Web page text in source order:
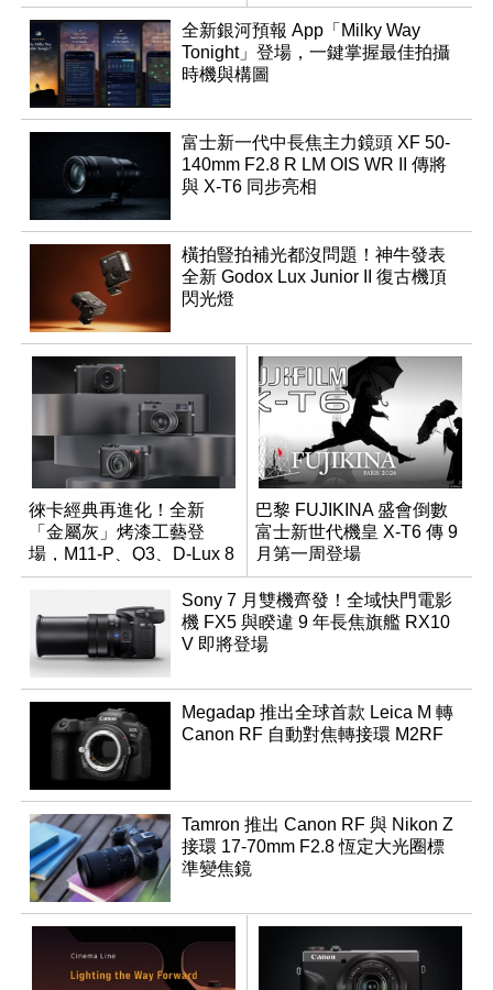
全新銀河預報 App「Milky Way
Tonight」登場，一鍵掌握最佳拍攝
時機與構圖
富士新一代中長焦主力鏡頭 XF 50-
140mm F2.8 R LM OIS WR II 傳將
與 X-T6 同步亮相
橫拍豎拍補光都沒問題！神牛發表
全新 Godox Lux Junior II 復古機頂
閃光燈
徠卡經典再進化！全新
「金屬灰」烤漆工藝登
場，M11-P、Q3、D-Lux 8
領銜換裝
巴黎 FUJIKINA 盛會倒數
富士新世代機皇 X-T6 傳 9
月第一周登場
Sony 7 月雙機齊發！全域快門電影
機 FX5 與睽違 9 年長焦旗艦 RX10
V 即將登場
Megadap 推出全球首款 Leica M 轉
Canon RF 自動對焦轉接環 M2RF
Tamron 推出 Canon RF 與 Nikon Z
接環 17-70mm F2.8 恆定大光圈標
準變焦鏡